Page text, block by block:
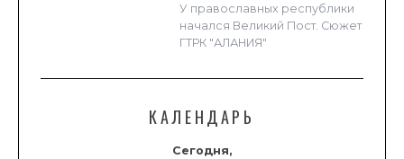
У православных республики
начался Великий Пост. Сюжет
ГТРК "АЛАНИЯ"
КАЛЕНДАРЬ
Сегодня,